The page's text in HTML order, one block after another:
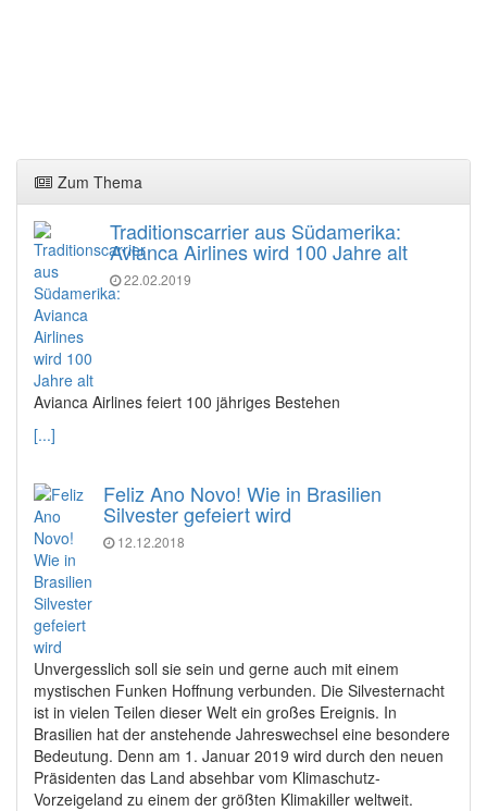
Zum Thema
Traditionscarrier aus Südamerika:
Avianca Airlines wird 100 Jahre alt
22.02.2019
Avianca Airlines feiert 100 jähriges Bestehen
[...]
Feliz Ano Novo! Wie in Brasilien
Silvester gefeiert wird
12.12.2018
Unvergesslich soll sie sein und gerne auch mit einem
mystischen Funken Hoffnung verbunden. Die Silvesternacht
ist in vielen Teilen dieser Welt ein großes Ereignis. In
Brasilien hat der anstehende Jahreswechsel eine besondere
Bedeutung. Denn am 1. Januar 2019 wird durch den neuen
Präsidenten das Land absehbar vom Klimaschutz-
Vorzeigeland zu einem der größten Klimakiller weltweit.